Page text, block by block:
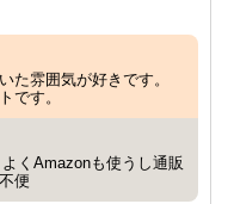
た雰囲気が好きです。
です。
くAmazonも使うし通販
便